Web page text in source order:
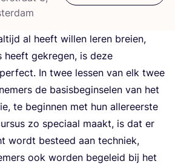
al heeft wil­len leren brei­en,
heeft gekre­gen, is deze
In twee les­sen van elk twee
de basis­be­gin­se­len van het
te begin­nen met hun aller­eer­ste
zo spe­ci­aal maakt, is dat er
wordt besteed aan tech­niek,
ook wor­den bege­leid bij het